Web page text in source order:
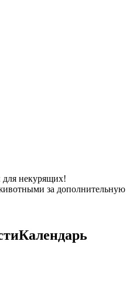
для некурящих!
за дополнительную
Календарь